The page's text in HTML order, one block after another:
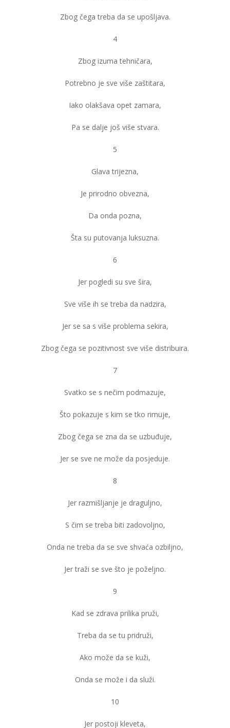
Zbog čega treba da se upošljava.
4
Zbog izuma tehničara,
Potrebno je sve više zaštitara,
Iako olakšava opet zamara,
Pa se dalje još više stvara.
5
Glava trijezna,
Je prirodno obvezna,
Da onda pozna,
Šta su putovanja luksuzna.
6
Jer pogledi su sve šira,
Sve više ih se treba da nadzira,
Jer se sa s više problema sekira,
Zbog čega se pozitivnost sve više distribuira.
7
Svatko se s nečim podmazuje,
Što pokazuje s kim se tko rimuje,
Zbog čega se zna da se uzbuđuje,
Jer se sve ne može da posjeduje.
8
Jer razmišljanje je draguljno,
S čim se treba biti zadovoljno,
Onda ne treba da se sve shvaća ozbiljno,
Jer traži se sve što je poželjno.
9
Kad se zdrava prilika pruži,
Treba da se tu pridruži,
Ako može da se kuži,
Onda se može i da služi.
10
Jer postoji kleveta,